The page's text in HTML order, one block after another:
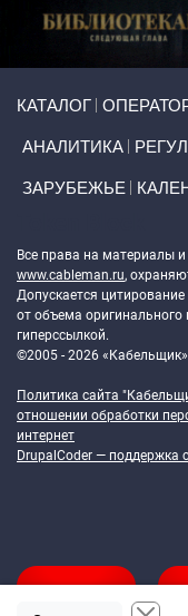
КАТАЛОГ
АНАЛИТИКА
ЗАРУБЕЖЬЕ
Все права на материалы
www.cableman.ru,
Допускается цитирование
от объема
гиперссылкой.
©2005 - 2026 «Кабельщик»
Политика сайта
отношении обработки
интернет
DrupalCoder — поддержка